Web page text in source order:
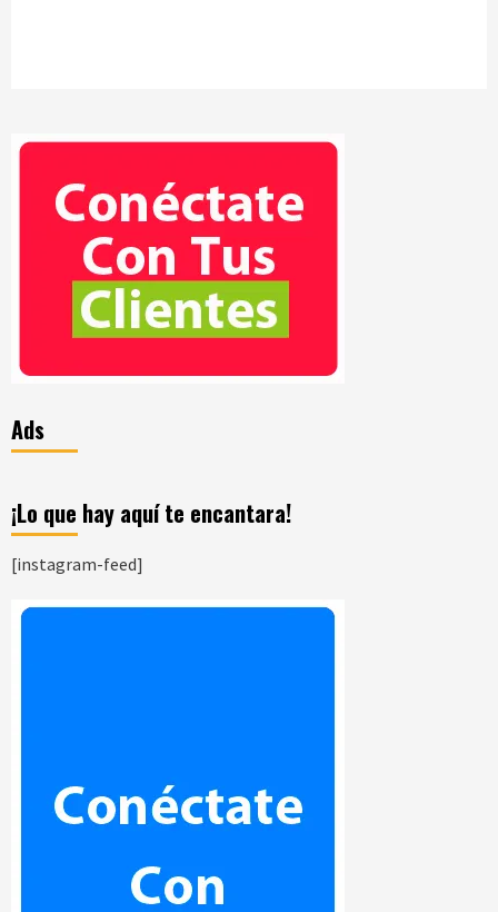
Ads
¡Lo que hay aquí te encantara!
[instagram-feed]